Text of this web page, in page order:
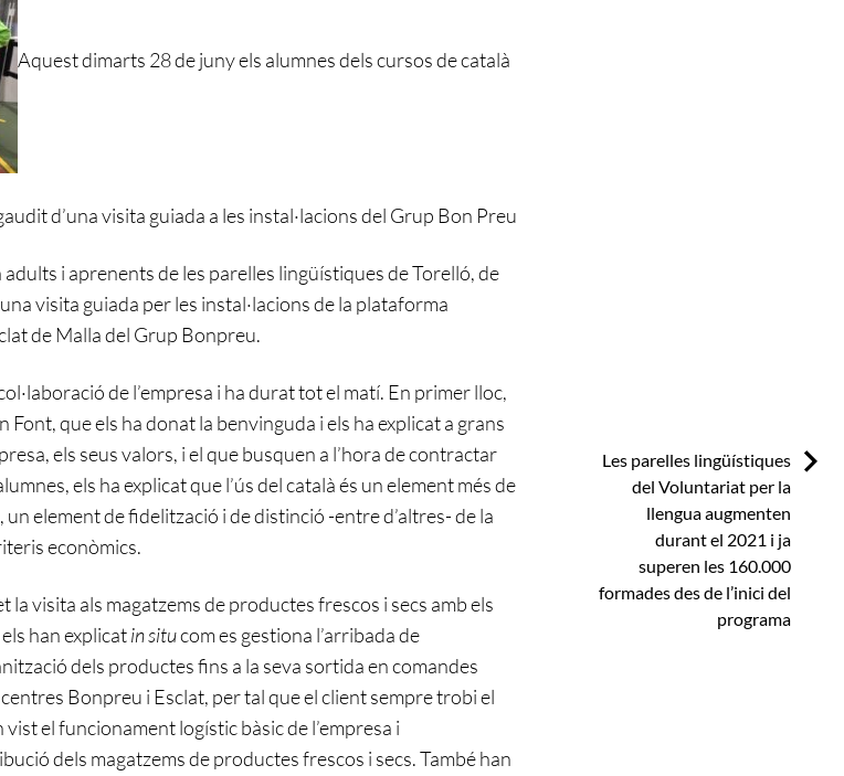
Aquest dimarts 28 de juny els alumnes dels cursos de català
d’una visita guiada a les instal·lacions del Grup Bon Preu
i aprenents de les parelles lingüístiques de Torelló, de
visita guiada per les instal·lacions de la plataforma
de Malla del Grup Bonpreu.
de l’empresa i ha durat tot el matí. En primer lloc,
que els ha donat la benvinguda i els ha explicat a grans
els seus valors, i el que busquen a l’hora de contractar
els ha explicat que l’ús del català és un element més de
element de fidelització i de distinció -entre d’altres- de la
econòmics.
visita als magatzems de productes frescos i secs amb els
han explicatin situcom es gestiona l’arribada de
dels productes fins a la seva sortida en comandes
Bonpreu i Esclat, per tal que el client sempre trobi el
el funcionament logístic bàsic de l’empresa i
dels magatzems de productes frescos i secs. També han
Next:
Les parelles lingüístiques
del Voluntariat per la
llengua augmenten
durant el 2021 i ja
superen les 160.000
formades des de l’inici del
programa